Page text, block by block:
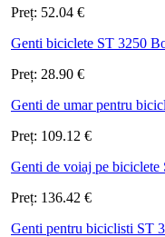
Preț: 52.04 €
Genti biciclete ST 3250
Preț: 28.90 €
Genti de umar pentru
Preț: 109.12 €
Genti de voiaj pe
Preț: 136.42 €
Genti pentru biciclisti ST